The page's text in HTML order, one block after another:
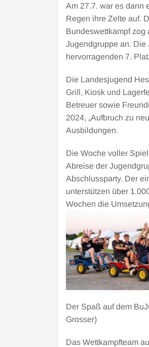
Am 27.7. war es dann
Regen ihre Zelte auf.
Bundeswettkampf
Jugendgruppe an. Die
hervorragenden 7.
Die Landesjugend
Grill, Kiosk und
Betreuer sowie
2024, „Aufbruch zu
Ausbildungen.
Die Woche voller
Abreise der
Abschlussparty. Der
unterstützen über
Wochen die
Der Spaß auf dem
Grosser)
Das Wettkampfteam